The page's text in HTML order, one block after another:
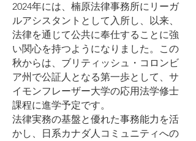
2024年には、楠原法律事務所にリーガ
ルアシスタントとして入所し、以来、
法律を通じて公共に奉仕することに強
い関心を持つようになりました。この
秋からは、ブリティッシュ・コロンビ
ア州で公証人となる第一歩として、サ
イモンフレーザー大学の応用法学修士
課程に進学予定です。
法律実務の基盤と優れた事務能力を活
かし、日系カナダ人コミュニティへの